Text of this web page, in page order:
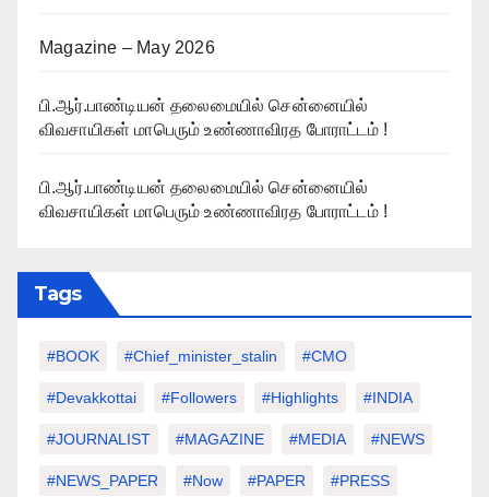
Magazine – May 2026
பி.ஆர்.பாண்டியன் தலைமையில் சென்னையில்
விவசாயிகள் மாபெரும் உண்ணாவிரத போராட்டம் !
பி.ஆர்.பாண்டியன் தலைமையில் சென்னையில்
விவசாயிகள் மாபெரும் உண்ணாவிரத போராட்டம் !
Tags
#BOOK #chief_minister_stalin #CMO
#devakkottai #followers #highlights #INDIA
#JOURNALIST #MAGAZINE #MEDIA #NEWS
#NEWS_PAPER #Now #PAPER #PRESS